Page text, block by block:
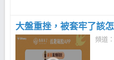
頻道：